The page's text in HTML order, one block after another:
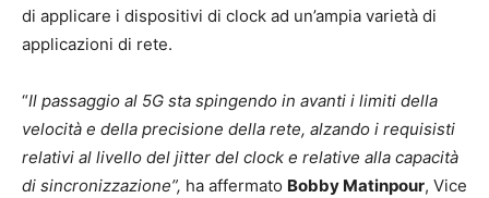
di applicare i dispositivi di clock ad un’ampia varietà di
applicazioni di rete.
“Il passaggio al 5G sta spingendo in avanti i limiti della
velocità e della precisione della rete, alzando i requisisti
relativi al livello del jitter del clock e relative alla capacità
di sincronizzazione”, ha affermato Bobby Matinpour, Vice